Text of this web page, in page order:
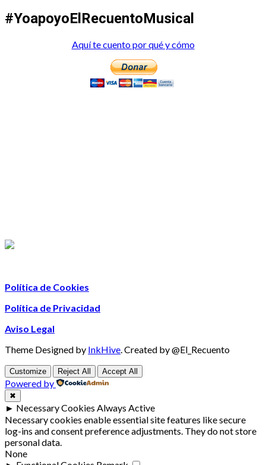
#YoapoyoElRecuentoMusical
Aquí te cuento por qué y cómo
Política de Cookies
Política de Privacidad
Aviso Legal
Theme Designed by InkHive.Created by @El_Recuento
Customize Reject All Accept All
Powered by
✖
► Necessary Cookies Always Active
Necessary cookies enable essential site features like secure
log-ins and consent preference adjustments. They do not store
personal data.
None